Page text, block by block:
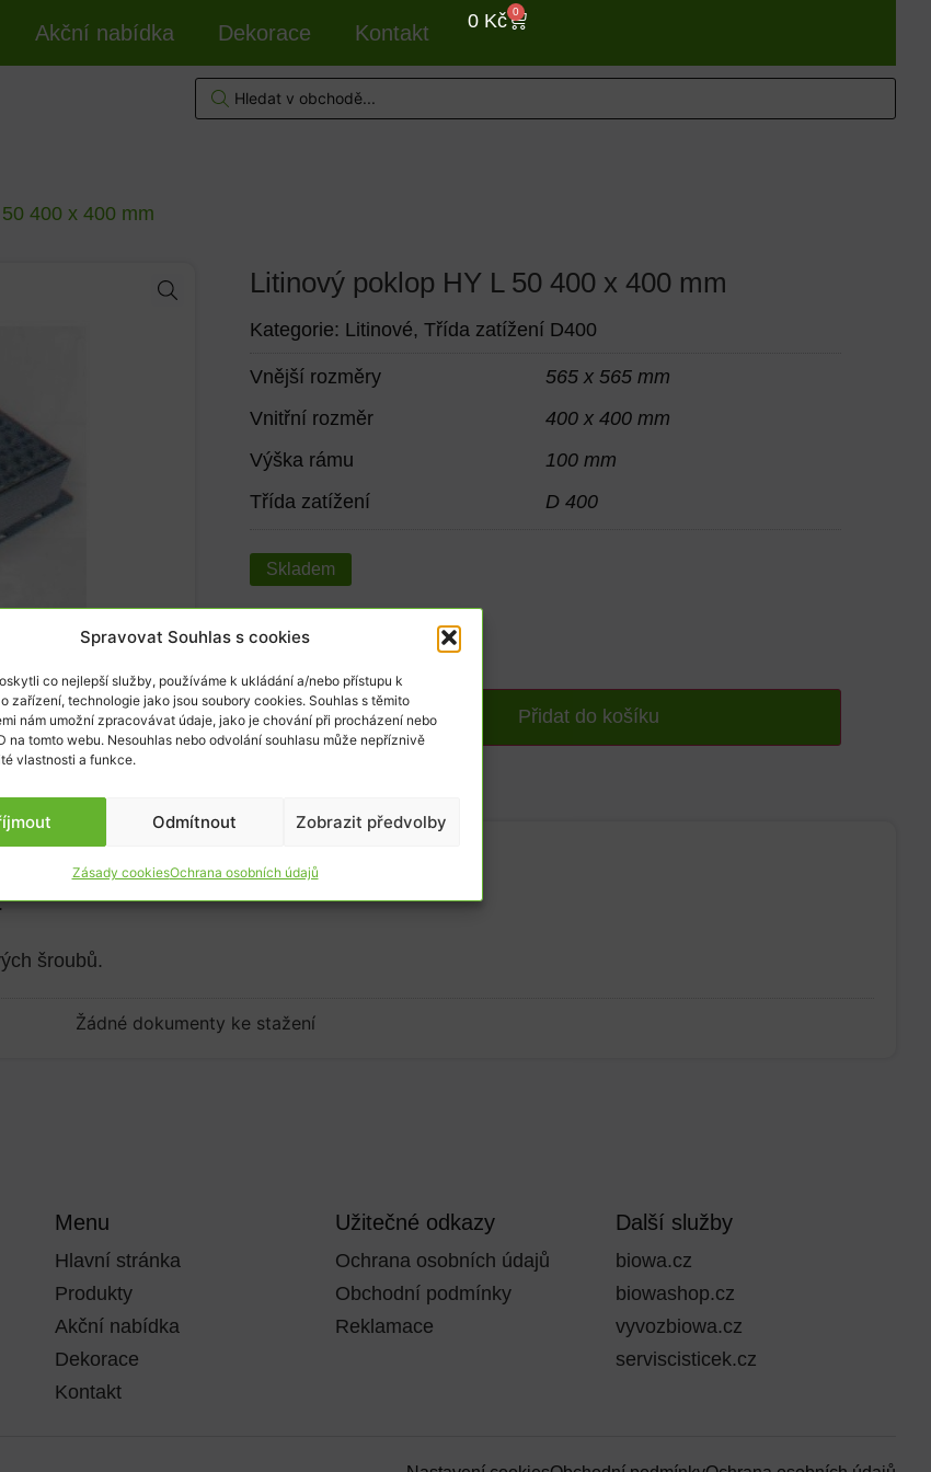
Spravovat Souhlas s cookies
co nejlepší služby, používáme k ukládání a/nebo přístupu k
zařízení, technologie jako jsou soubory cookies. Souhlas s těmito
nám umožní zpracovávat údaje, jako je chování při procházení nebo
na tomto webu. Nesouhlas nebo odvolání souhlasu může nepříznivě
vlastnosti a funkce.
Odmítnout Zobrazit předvolby
Zásady cookiesOchrana osobních údajů
Akční nabídka Dekorace Kontakt 0 Kč 0
400 x 400 mm
Litinový poklop HY L 50 400 x 400 mm
Kategorie: Litinové, Třída zatížení D400
Vnější rozměry
565 x 565 mm
Vnitřní rozměr
400 x 400 mm
Výška rámu
100 mm
Třída zatížení
D 400
Skladem
6 123
5 060
Přidat do košíku
šroubů.
Žádné dokumenty ke stažení
Menu
Hlavní stránka
Produkty
Akční nabídka
Dekorace
Kontakt
Užitečné odkazy
Ochrana osobních údajů
Obchodní podmínky
Reklamace
Další služby
biowa.cz
biowashop.cz
vyvozbiowa.cz
serviscisticek.cz